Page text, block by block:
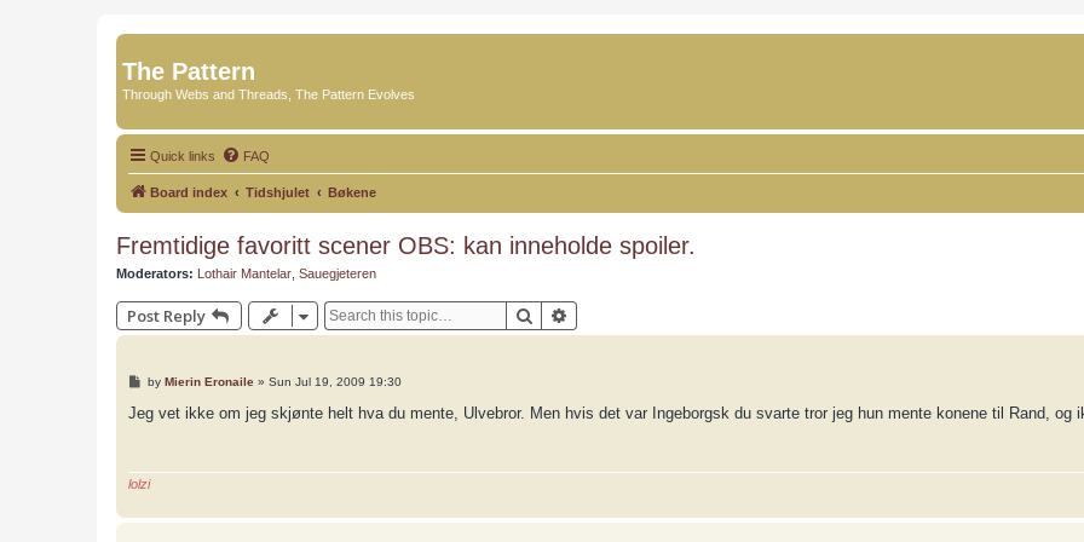
The Pattern
Through Webs and Threads, The Pattern Evolves
Quick links FAQ
Board index Tidshjulet Bøkene
Fremtidige favoritt scener OBS: kan inneholde spoiler.
Moderators: Lothair Mantelar Sauegjeteren
Post Reply Search
P
s
by Mierin Eronaile» Sun Jul 19, 2009 19:30
Jeg vet ikke om jeg skjønte helt hva du mente, Ulvebror. Men hvis det var Ingeborgsk du svarte tror jeg hun mente konene til Rand, og
lolzi